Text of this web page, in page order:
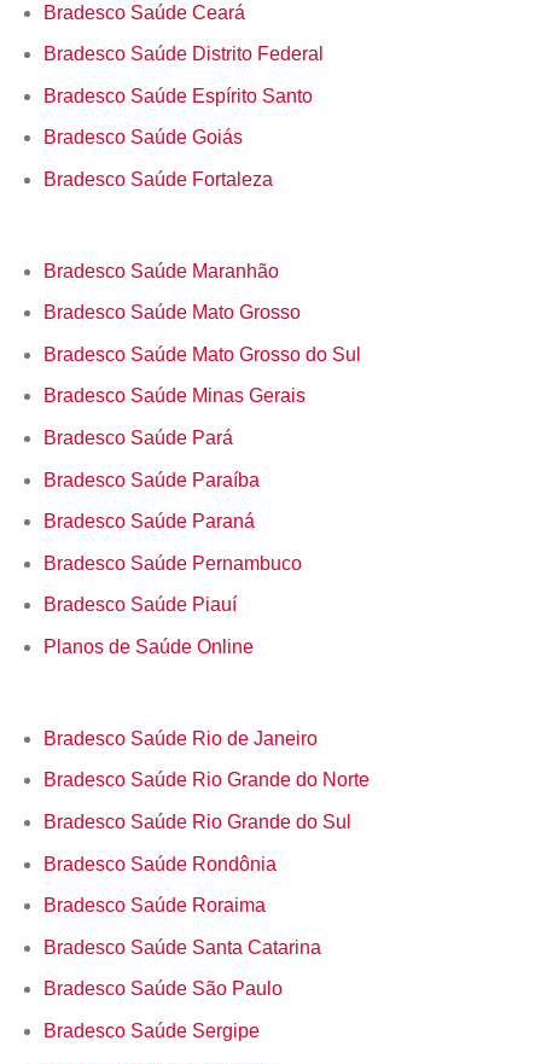
Bradesco Saúde Ceará
Bradesco Saúde Distrito Federal
Bradesco Saúde Espírito Santo
Bradesco Saúde Goiás
Bradesco Saúde Fortaleza
Bradesco Saúde Maranhão
Bradesco Saúde Mato Grosso
Bradesco Saúde Mato Grosso do Sul
Bradesco Saúde Minas Gerais
Bradesco Saúde Pará
Bradesco Saúde Paraíba
Bradesco Saúde Paraná
Bradesco Saúde Pernambuco
Bradesco Saúde Piauí
Planos de Saúde Online
Bradesco Saúde Rio de Janeiro
Bradesco Saúde Rio Grande do Norte
Bradesco Saúde Rio Grande do Sul
Bradesco Saúde Rondônia
Bradesco Saúde Roraima
Bradesco Saúde Santa Catarina
Bradesco Saúde São Paulo
Bradesco Saúde Sergipe